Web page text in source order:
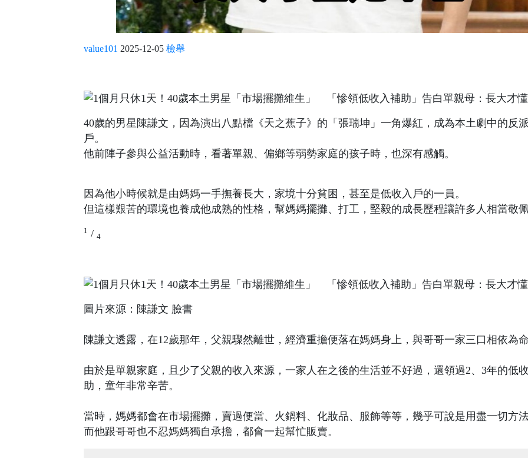
value101 2025-12-05 檢舉
40歲的男星陳謙文，因為演出八點檔《天之蕉子》的「張瑞坤」一角爆紅，成為本土劇中的反
戶。
他前陣子參與公益活動時，看著單親、偏鄉等弱勢家庭的孩子時，也深有感觸。
因為他小時候就是由媽媽一手撫養長大，家境十分貧困，甚至是低收入戶的一員。
但這樣艱苦的環境也養成他成熟的性格，幫媽媽擺攤、打工，堅毅的成長歷程讓許多人相當敬
1 / 4
圖片來源：陳謙文 臉書
陳謙文透露，在12歲那年，父親驟然離世，經濟重擔便落在媽媽身上，與哥哥一家三口相依為
由於是單親家庭，且少了父親的收入來源，一家人在之後的生活並不好過，還領過2、3年的低
助，童年非常辛苦。
當時，媽媽都會在市場擺攤，賣過便當、火鍋料、化妝品、服飾等等，幾乎可說是用盡一切方
而他跟哥哥也不忍媽媽獨自承擔，都會一起幫忙販賣。